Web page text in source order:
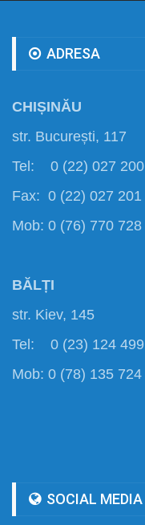
ADRESA
CHIȘINĂU
str. București, 117
Tel: 0 (22) 027 200
Fax: 0 (22) 027 201
Mob: 0 (76) 770 728
BĂLȚI
str. Kiev, 145
Tel: 0 (23) 124 499
Mob: 0 (78) 135 724
SOCIAL MEDIA